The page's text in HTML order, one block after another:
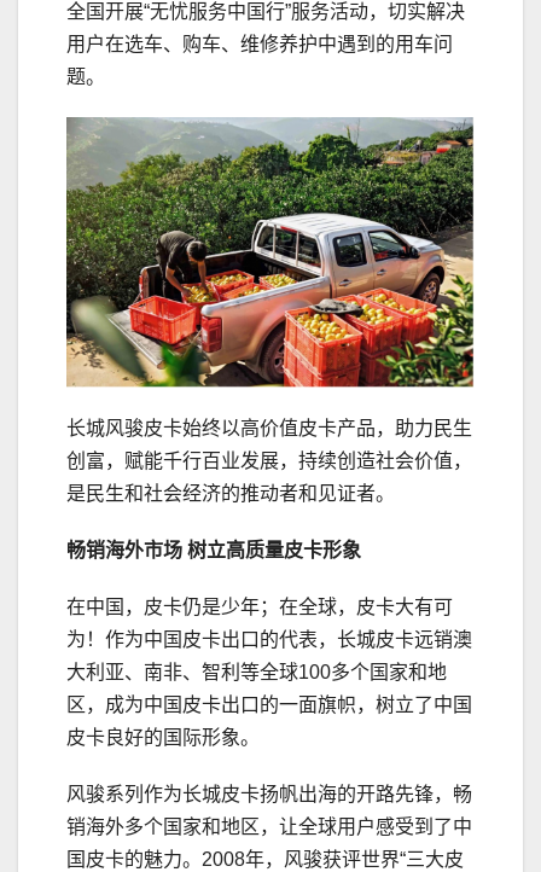
全国开展“无忧服务中国行”服务活动，切实解决
用户在选车、购车、维修养护中遇到的用车问
题。
长城风骏皮卡始终以高价值皮卡产品，助力民生
创富，赋能千行百业发展，持续创造社会价值，
是民生和社会经济的推动者和见证者。
畅销海外市场 树立高质量皮卡形象
在中国，皮卡仍是少年；在全球，皮卡大有可
为！作为中国皮卡出口的代表，长城皮卡远销澳
大利亚、南非、智利等全球100多个国家和地
区，成为中国皮卡出口的一面旗帜，树立了中国
皮卡良好的国际形象。
风骏系列作为长城皮卡扬帆出海的开路先锋，畅
销海外多个国家和地区，让全球用户感受到了中
国皮卡的魅力。2008年，风骏获评世界“三大皮